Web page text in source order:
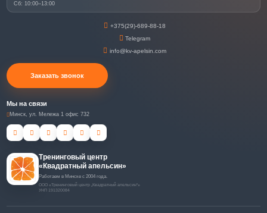
Тренинговый центр
«Квадратный апельсин»
Работаем в Минске с 2004 года.
ООО «Тренинговый центр „Квадратный апельсин“»
УНП 191320084
+375(29)-689-88-18
Telegram
info@kv-apelsin.com
Заказать звонок
Сб: 10:00–13:00
Мы на связи
Минск, ул. Мележа 1 офис 732